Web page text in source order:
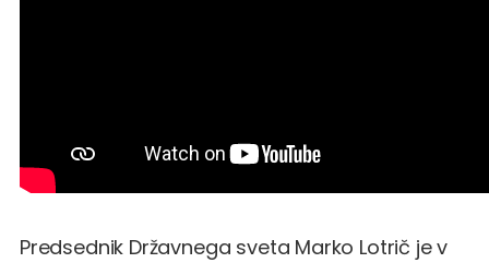
Predsednik Državnega sveta Marko Lotrič je v